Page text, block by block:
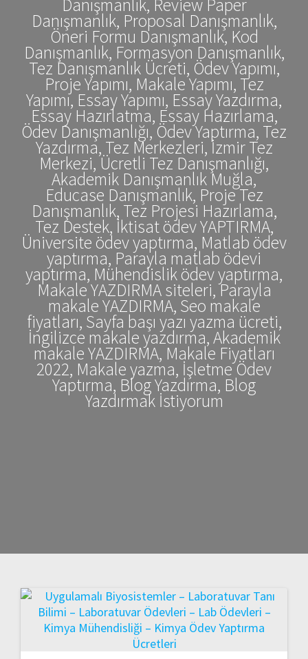
Danışmanlık, Review Paper
Danışmanlık, Proposal Danışmanlık,
Öneri Formu Danışmanlık, Kod
Danışmanlık, Formasyon Danışmanlık,
Tez Danışmanlık Ücreti, Ödev Yapımı,
Proje Yapımı, Makale Yapımı, Tez
Yapımı, Essay Yapımı, Essay Yazdırma,
Essay Hazırlatma, Essay Hazırlama,
Ödev Danışmanlığı, Ödev Yaptırma, Tez
Yazdırma, Tez Merkezleri, İzmir Tez
Merkezi, Ücretli Tez Danışmanlığı,
Akademik Danışmanlık Muğla,
Educase Danışmanlık, Proje Tez
Danışmanlık, Tez Projesi Hazırlama,
Tez Destek, İktisat ödev YAPTIRMA,
Üniversite ödev yaptırma, Matlab ödev
yaptırma, Parayla matlab ödevi
yaptırma, Mühendislik ödev yaptırma,
Makale YAZDIRMA siteleri, Parayla
makale YAZDIRMA, Seo makale
fiyatları, Sayfa başı yazı yazma ücreti,
İngilizce makale yazdırma, Akademik
makale YAZDIRMA, Makale Fiyatları
2022, Makale yazma, İşletme Ödev
Yaptırma, Blog Yazdırma, Blog
Yazdırmak İstiyorum